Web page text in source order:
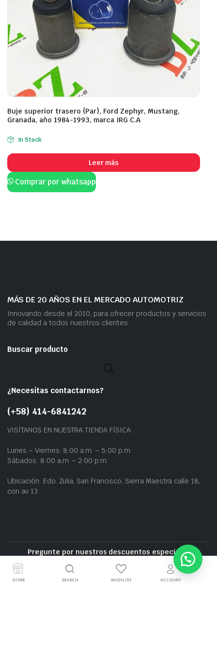
Buje superior trasero (Par), Ford Zephyr, Mustang,
Granada, año 1984-1993, marca IRG C.A
In Stock
Leer más
Comprar por whatsapp
MÁS DE 20 AÑOS EN EL MERCADO AUTOMOTRIZ
Innovando desde el 2010, para ofrecer productos y servicios
de calidad a todos nuestros clientes.
Buscar producto
¿Necesitas contactarnos?
(+58) 414-6841242
VISÍTANOS EN NUESTRA TIENDA FÍSICA:
Lunes – Viernes: 8:00 a.m. – 5:00 p.m.
Sábados: 8:00 a.m. – 2:00 p.m.
Ubicación: Edo. Zulia, San Francisco, Sierra Maestra calle 18,
con av 13.
Pregunte por nuestros descuentos especiales
Entrega gratuita cerca de la zona
STORE SEARCH WISHLIST ACCOUNT